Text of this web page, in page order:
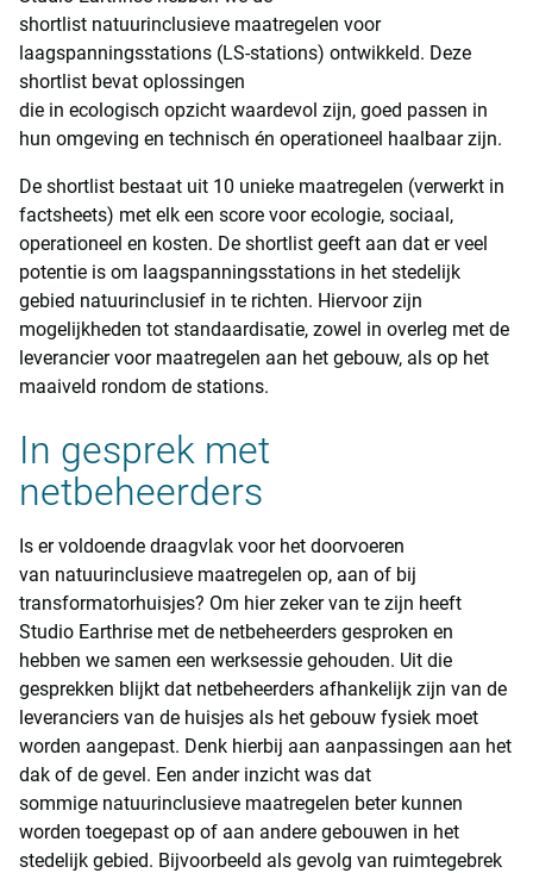
shortlist natuurinclusieve maatregelen voor
laagspanningsstations (LS-stations) ontwikkeld. Deze
shortlist bevat oplossingen
die in ecologisch opzicht waardevol zijn, goed passen in
hun omgeving en technisch én operationeel haalbaar zijn.
De shortlist bestaat uit 10 unieke maatregelen (verwerkt in
factsheets) met elk een score voor ecologie, sociaal,
operationeel en kosten. De shortlist geeft aan dat er veel
potentie is om laagspanningsstations in het stedelijk
gebied natuurinclusief in te richten. Hiervoor zijn
mogelijkheden tot standaardisatie, zowel in overleg met de
leverancier voor maatregelen aan het gebouw, als op het
maaiveld rondom de stations.
In gesprek met
netbeheerders
Is er voldoende draagvlak voor het doorvoeren
van natuurinclusieve maatregelen op, aan of bij
transformatorhuisjes? Om hier zeker van te zijn heeft
Studio Earthrise met de netbeheerders gesproken en
hebben we samen een werksessie gehouden. Uit die
gesprekken blijkt dat netbeheerders afhankelijk zijn van de
leveranciers van de huisjes als het gebouw fysiek moet
worden aangepast. Denk hierbij aan aanpassingen aan het
dak of de gevel. Een ander inzicht was dat
sommige natuurinclusieve maatregelen beter kunnen
worden toegepast op of aan andere gebouwen in het
stedelijk gebied. Bijvoorbeeld als gevolg van ruimtegebrek